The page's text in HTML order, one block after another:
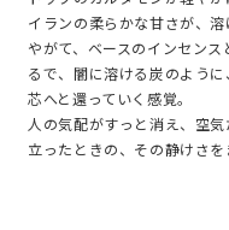
イランの柔らかな甘さが、溶
やがて、ベースのインセン
るで、闇に溶ける炭のよう
芯へと還っていく感覚。
人の気配がすっと消え、空
立ったときの、その静けさを